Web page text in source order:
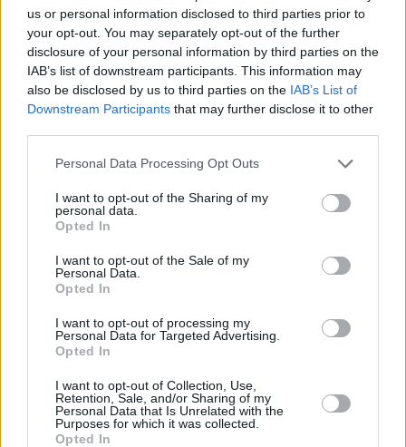
us or personal information disclosed to third parties prior to
your opt-out. You may separately opt-out of the further
disclosure of your personal information by third parties on the
IAB’s list of downstream participants. This information may
also be disclosed by us to third parties on the IAB’s List of
Downstream Participants that may further disclose it to other
Personal Data Processing Opt Outs
I want to opt-out of the Sharing of my
personal data.
Opted In
I want to opt-out of the Sale of my
Personal Data.
Opted In
I want to opt-out of processing my
Personal Data for Targeted Advertising.
Opted In
I want to opt-out of Collection, Use,
Retention, Sale, and/or Sharing of my
Personal Data that Is Unrelated with the
Purposes for which it was collected.
Opted In
Κωνσταντινούπολη (26-2-23)
επικεφαλής την ολυμπιονίκη του μήκους Μαλάικα Μπιχάμπο,
ενώ η Σερβία μετέχει με 12 αθλητές.
26/02/2023 • 16:04